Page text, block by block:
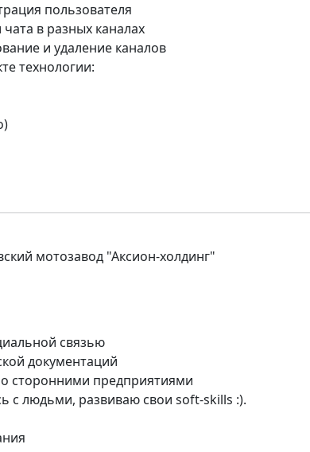
пользователя
в разных каналах
и удаление каналов
технологии:
мотозавод "Аксион-холдинг"
связью
документаций
сторонними предприятиями
с людьми, развиваю свои soft-skills :).